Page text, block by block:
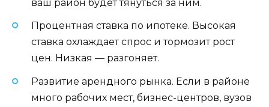
ваш район будет тянуться за ним.
Процентная ставка по ипотеке. Высокая
ставка охлаждает спрос и тормозит рост
цен. Низкая — разгоняет.
Развитие арендного рынка. Если в районе
много рабочих мест, бизнес-центров, вузов